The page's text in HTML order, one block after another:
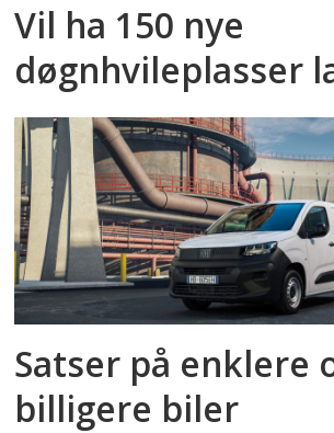
Vil ha 150 nye
døgnhvileplasser
Satser på enklere
billigere biler